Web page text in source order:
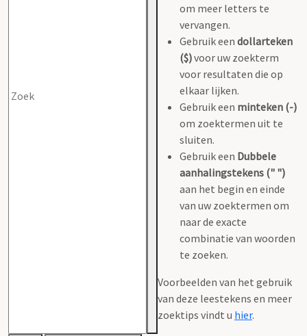
om meer letters te
vervangen.
Gebruik een dollarteken
($)voor uw zoekterm
voor resultaten die op
elkaar lijken.
Gebruik een minteken (-)
om zoektermen uit te
sluiten.
Gebruik een Dubbele
aanhalingstekens (" ")
aan het begin en einde
van uw zoektermen om
naar de exacte
combinatie van woorden
te zoeken.
Voorbeelden van het gebruik
van deze leestekens en meer
zoektips vindt u hier.